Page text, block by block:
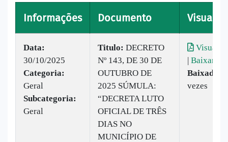
Informações Documento
Data:
30/10/2025
Categoria:
Geral
Subcategoria:
Geral
Titulo: DECRETO
Nº 143, DE 30 DE
OUTUBRO DE
2025 SÚMULA:
“DECRETA LUTO
OFICIAL DE TRÊS
DIAS NO
MUNICÍPIO DE
| Baixar
Baixado:
vezes